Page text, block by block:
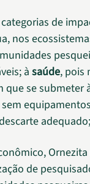
de
nos
à saúde, pois
que se submeter
de